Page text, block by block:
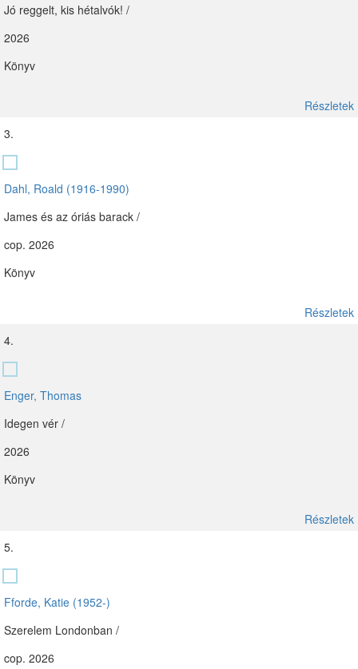
Jó reggelt, kis hétalvók! /
2026
Könyv
Részletek
3.
Dahl, Roald (1916-1990)
James és az óriás barack /
cop. 2026
Könyv
Részletek
4.
Enger, Thomas
Idegen vér /
2026
Könyv
Részletek
5.
Fforde, Katie (1952-)
Szerelem Londonban /
cop. 2026